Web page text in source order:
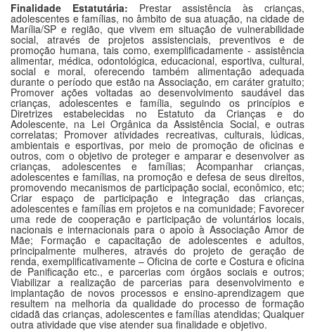
Finalidade Estatutária: Prestar assistência às crianças,
adolescentes e famílias, no âmbito de sua atuação, na cidade de
Marília/SP e região, que vivem em situação de vulnerabilidade
social, através de projetos assistenciais, preventivos e de
promoção humana, tais como, exemplificadamente - assistência
alimentar, médica, odontológica, educacional, esportiva, cultural,
social e moral, oferecendo também alimentação adequada
durante o período que estão na Associação, em caráter gratuito;
Promover ações voltadas ao desenvolvimento saudável das
crianças, adolescentes e família, seguindo os princípios e
Diretrizes estabelecidas no Estatuto da Crianças e do
Adolescente, na Lei Orgânica da Assistência Social, e outras
correlatas; Promover atividades recreativas, culturais, lúdicas,
ambientais e esportivas, por meio de promoção de oficinas e
outros, com o objetivo de proteger e amparar e desenvolver as
crianças, adolescentes e famílias; Acompanhar crianças,
adolescentes e famílias, na promoção e defesa de seus direitos,
promovendo mecanismos de participação social, econômico, etc;
Criar espaço de participação e integração das crianças,
adolescentes e famílias em projetos e na comunidade; Favorecer
uma rede de cooperação e participação de voluntários locais,
nacionais e internacionais para o apoio à Associação Amor de
Mãe; Formação e capacitação de adolescentes e adultos,
principalmente mulheres, através do projeto de geração de
renda, exemplificativamente – Oficina de corte e Costura e oficina
de Panificação etc., e parcerias com órgãos sociais e outros;
Viabilizar a realização de parcerias para desenvolvimento e
implantação de novos processos e ensino-aprendizagem que
resultem na melhoria da qualidade do processo de formação
cidadã das crianças, adolescentes e famílias atendidas; Qualquer
outra atividade que vise atender sua finalidade e objetivo.